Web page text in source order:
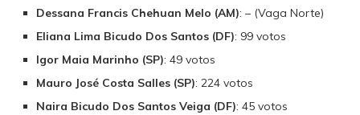
Dessana Francis Chehuan Melo (AM): – (Vaga Norte)
Eliana Lima Bicudo Dos Santos (DF): 99 votos
Igor Maia Marinho (SP): 49 votos
Mauro José Costa Salles (SP): 224 votos
Naira Bicudo Dos Santos Veiga (DF): 45 votos